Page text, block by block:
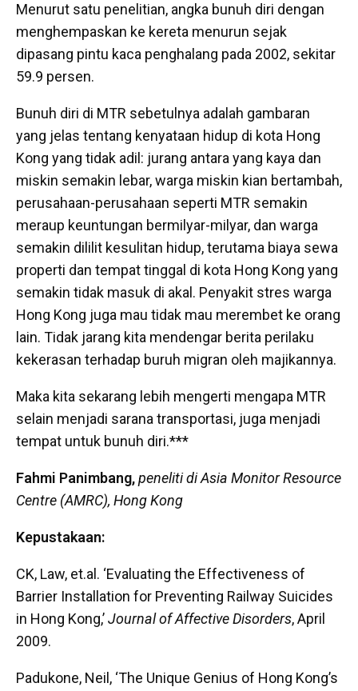
Menurut satu penelitian, angka bunuh diri dengan
menghempaskan ke kereta menurun sejak
dipasang pintu kaca penghalang pada 2002, sekitar
59.9 persen.
Bunuh diri di MTR sebetulnya adalah gambaran
yang jelas tentang kenyataan hidup di kota Hong
Kong yang tidak adil: jurang antara yang kaya dan
miskin semakin lebar, warga miskin kian bertambah,
perusahaan-perusahaan seperti MTR semakin
meraup keuntungan bermilyar-milyar, dan warga
semakin dililit kesulitan hidup, terutama biaya sewa
properti dan tempat tinggal di kota Hong Kong yang
semakin tidak masuk di akal. Penyakit stres warga
Hong Kong juga mau tidak mau merembet ke orang
lain. Tidak jarang kita mendengar berita perilaku
kekerasan terhadap buruh migran oleh majikannya.
Maka kita sekarang lebih mengerti mengapa MTR
selain menjadi sarana transportasi, juga menjadi
tempat untuk bunuh diri.***
Fahmi Panimbang,peneliti di Asia Monitor Resource
Centre (AMRC), Hong Kong
Kepustakaan:
CK, Law, et.al. ‘Evaluating the Effectiveness of
Barrier Installation for Preventing Railway Suicides
in Hong Kong,’Journal of Affective Disorders, April
2009.
Padukone, Neil, ‘The Unique Genius of Hong Kong’s